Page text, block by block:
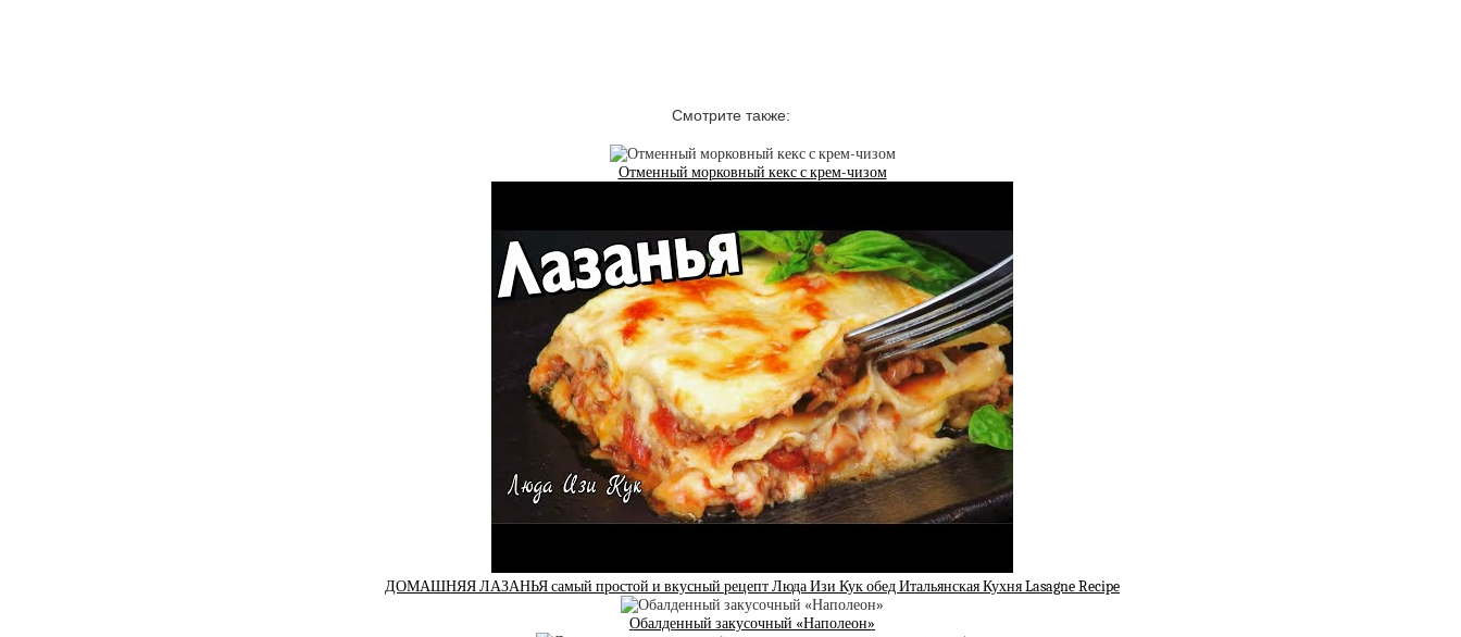
Смотрите также:
Отменный морковный кекс с крем-чизом
ДОМАШНЯЯ ЛАЗАНЬЯ самый простой и вкусный рецепт Люда Изи Кук обед Итальянская Кухня Lasagne Recipe
Обалденный закусочный «Наполеон»